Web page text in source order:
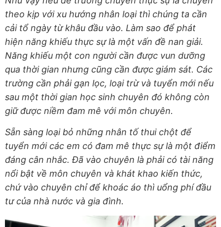
theo kịp với xu hướng nhân loại thì chúng ta cần
cải tổ ngày từ khâu đầu vào. Làm sao để phát
hiện năng khiếu thực sự là một vấn đề nan giải.
Năng khiếu một con người cần được vun dưỡng
qua thời gian nhưng cũng cần được giám sát. Các
trường cần phải gạn lọc, loại trừ và tuyển mới nếu
sau một thời gian học sinh chuyên đó không còn
giữ được niềm đam mê với môn chuyên.
Sẵn sàng loại bỏ những nhân tố thui chột để
tuyển mới các em có đam mê thực sự là một điểm
đáng cân nhắc. Đã vào chuyên là phải có tài năng
nổi bật về môn chuyên và khát khao kiến thức,
chứ vào chuyên chỉ để khoác áo thì uổng phí đầu
tư của nhà nước và gia đình.